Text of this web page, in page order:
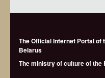
The Official Internet Portal of
Belarus
The ministry of culture of the